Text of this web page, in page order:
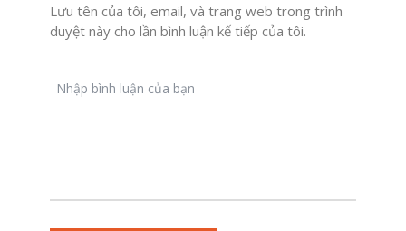
Lưu tên của tôi, email, và trang web trong trình
duyệt này cho lần bình luận kế tiếp của tôi.